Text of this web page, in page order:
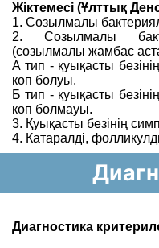
Жіктемесі (Ұлттық
1. Созылмалы
2. Созылмалы
(созылмалы жамбас
А тип - қуықасты
көп болуы.
Б тип - қуықасты
көп болмауы.
3. Қуықасты безінің
4. Катаралді,
Диагностика